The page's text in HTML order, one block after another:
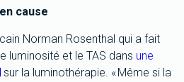
cause
Norman Rosenthal qui a fait
luminosité et le TAS dans une
sur la luminothérapie. « Même si la